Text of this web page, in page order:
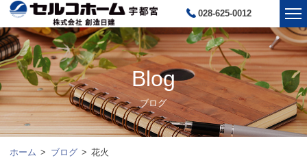
028-625-0012
Blog
ブログ
ホーム ブログ 花火